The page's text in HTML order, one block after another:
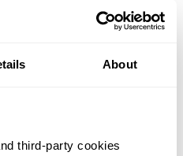
About
third-party cookies